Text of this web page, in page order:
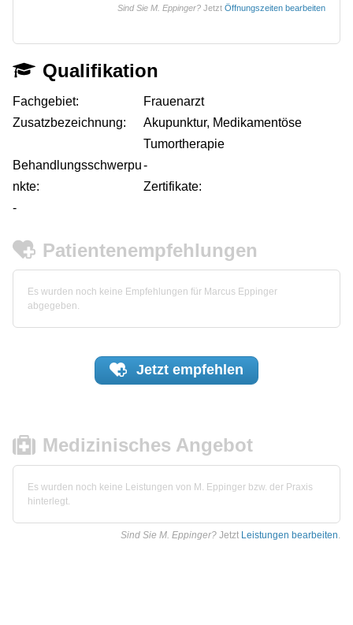
Sind Sie M. Eppinger? Jetzt Öffnungszeiten bearbeiten
Qualifikation
Fachgebiet:
Frauenarzt
Zusatzbezeichnung:
Akupunktur, Medikamentöse
Tumortherapie
Behandlungsschwerpu
nkte:
-
Zertifikate:
-
Patientenempfehlungen
Es wurden noch keine Empfehlungen für Marcus Eppinger
abgegeben.
Jetzt empfehlen
Medizinisches Angebot
Es wurden noch keine Leistungen von M. Eppinger bzw. der Praxis
hinterlegt.
Sind Sie M. Eppinger? Jetzt Leistungen bearbeiten.